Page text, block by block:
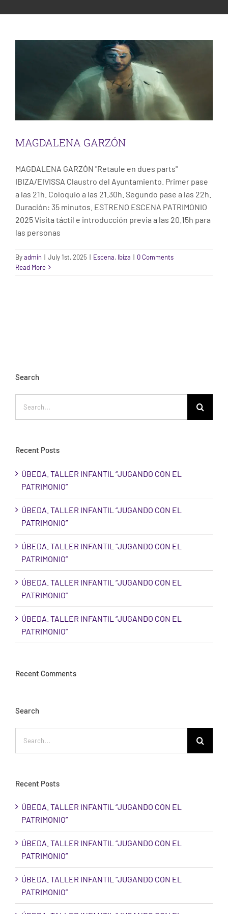
MAGDALENA GARZÓN
MAGDALENA GARZÓN "Retaule en dues parts"
IBIZA/EIVISSA Claustro del Ayuntamiento. Primer pase
a las 21h. Coloquio a las 21.30h. Segundo pase a las 22h.
Duración: 35 minutos. ESTRENO ESCENA PATRIMONIO
2025 Visita táctil e introducción previa a las 20.15h para
las personas
Byadmin | July 1st, 2025 | Escena, Ibiza | 0 Comments
Read More
Search
for:
Recent Posts
ÚBEDA. TALLER INFANTIL “JUGANDO CON EL
PATRIMONIO”
ÚBEDA. TALLER INFANTIL “JUGANDO CON EL
PATRIMONIO”
ÚBEDA. TALLER INFANTIL “JUGANDO CON EL
PATRIMONIO”
ÚBEDA. TALLER INFANTIL “JUGANDO CON EL
PATRIMONIO”
ÚBEDA. TALLER INFANTIL “JUGANDO CON EL
PATRIMONIO”
Recent Comments
Search
for:
Recent Posts
ÚBEDA. TALLER INFANTIL “JUGANDO CON EL
PATRIMONIO”
ÚBEDA. TALLER INFANTIL “JUGANDO CON EL
PATRIMONIO”
ÚBEDA. TALLER INFANTIL “JUGANDO CON EL
PATRIMONIO”